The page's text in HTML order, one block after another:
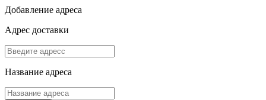
Добавление адреса
Адрес доставки
Название адреса